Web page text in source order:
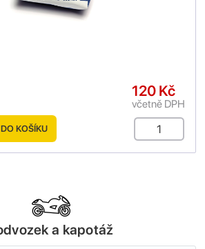
120 Kč
včetně DPH
KOŠÍKU
a kapotáž